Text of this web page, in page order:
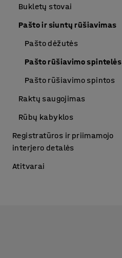
Bukletų stovai
Pašto ir siuntų rūšiavimas
Pašto dėžutės
Pašto rūšiavimo spintelės
Pašto rūšiavimo spintos
Raktų saugojimas
Rūbų kabyklos
Registratūros ir priimamojo
interjero detalės
Atitvarai